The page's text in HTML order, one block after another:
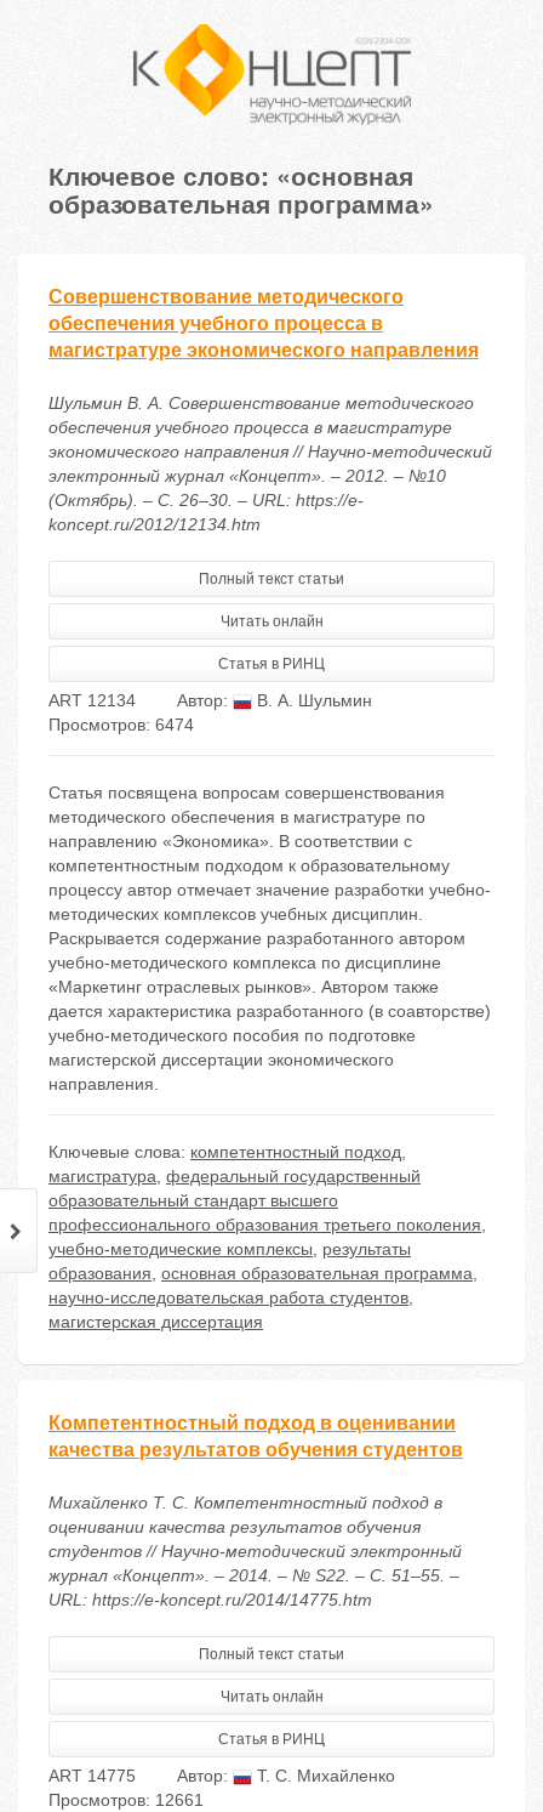
Ключевое слово: «основная
образовательная программа»
Совершенствование методического
обеспечения учебного процесса в
магистратуре экономического направления
Шульмин В. А. Совершенствование методического
обеспечения учебного процесса в магистратуре
экономического направления // Научно-методический
электронный журнал «Концепт». – 2012. – №10
(Октябрь). – С. 26–30. – URL: https://e-
koncept.ru/2012/12134.htm
Полный текст статьи
Читать онлайн
Статья в РИНЦ
ART 12134 Автор:
В. А. Шульмин
Просмотров: 6474
Статья посвящена вопросам совершенствования
методического обеспечения в магистратуре по
направлению «Экономика». В соответствии с
компетентностным подходом к образовательному
процессу автор отмечает значение разработки учебно-
методических комплексов учебных дисциплин.
Раскрывается содержание разработанного автором
учебно-методического комплекса по дисциплине
«Маркетинг отраслевых рынков». Автором также
дается характеристика разработанного (в соавторстве)
учебно-методического пособия по подготовке
магистерской диссертации экономического
направления.
Ключевые слова: компетентностный подход,
магистратура, федеральный государственный
образовательный стандарт высшего
профессионального образования третьего поколения,
учебно-методические комплексы, результаты
образования, основная образовательная программа,
научно-исследовательская работа студентов,
магистерская диссертация
Компетентностный подход в оценивании
качества результатов обучения студентов
Михайленко Т. С. Компетентностный подход в
оценивании качества результатов обучения
студентов // Научно-методический электронный
журнал «Концепт». – 2014. – № S22. – С. 51–55. –
URL: https://e-koncept.ru/2014/14775.htm
Полный текст статьи
Читать онлайн
Статья в РИНЦ
ART 14775 Автор:
Т. С. Михайленко
Просмотров: 12661